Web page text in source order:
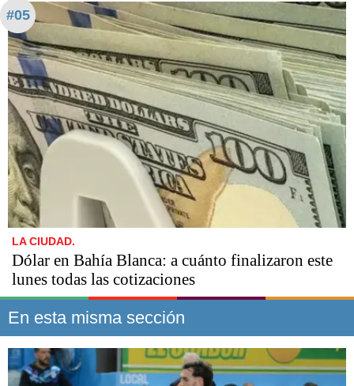
#05
LA CIUDAD.
Dólar en Bahía Blanca: a cuánto finalizaron este
lunes todas las cotizaciones
En esta misma sección